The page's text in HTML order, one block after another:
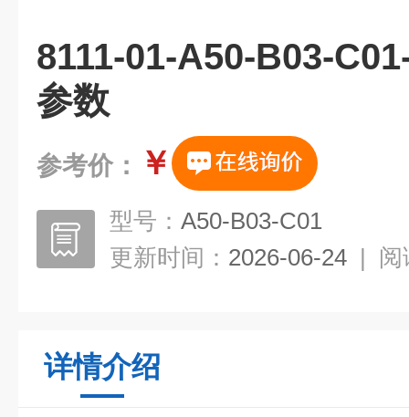
8111-01-A50-B03-
参数
参考价： ￥
型号： A50-B03-C01
更新时间： 2026-06-24 | 阅
详情介绍